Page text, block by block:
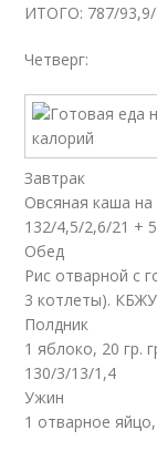
ИТОГО: 787/93,9/
Четверг:
Завтрак
Овсяная каша
132/4,5/2,6/21 +
Обед
Рис отварной с
3 котлеты).
Полдник
1 яблоко, 20 гр.
130/3/13/1,4
Ужин
1 отварное